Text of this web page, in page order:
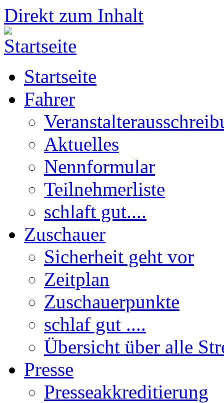
Direkt zum Inhalt
Startseite
Fahrer
Aktuelles
Nennformular
Teilnehmerliste
schlaft gut....
Zuschauer
Sicherheit geht vor
Zeitplan
Zuschauerpunkte
schlaf gut ....
Übersicht über alle
Presse
Presseakkreditierung